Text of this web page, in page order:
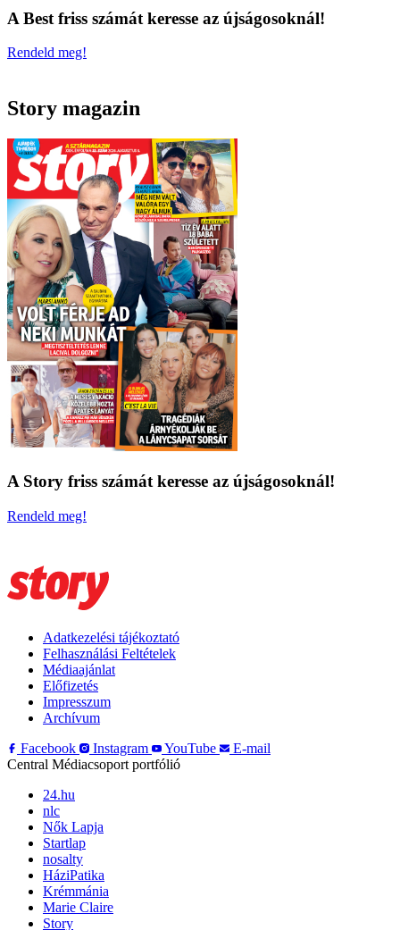
A Best friss számát keresse az újságosoknál!
Rendeld meg!
Story magazin
A Story friss számát keresse az újságosoknál!
Rendeld meg!
Adatkezelési tájékoztató
Felhasználási Feltételek
Médiaajánlat
Előfizetés
Impresszum
Archívum
Facebook
Instagram YouTube
E-mail
Central Médiacsoport portfólió
24.hu
nlc
Nők Lapja
Startlap
nosalty
HáziPatika
Krémmánia
Marie Claire
Story